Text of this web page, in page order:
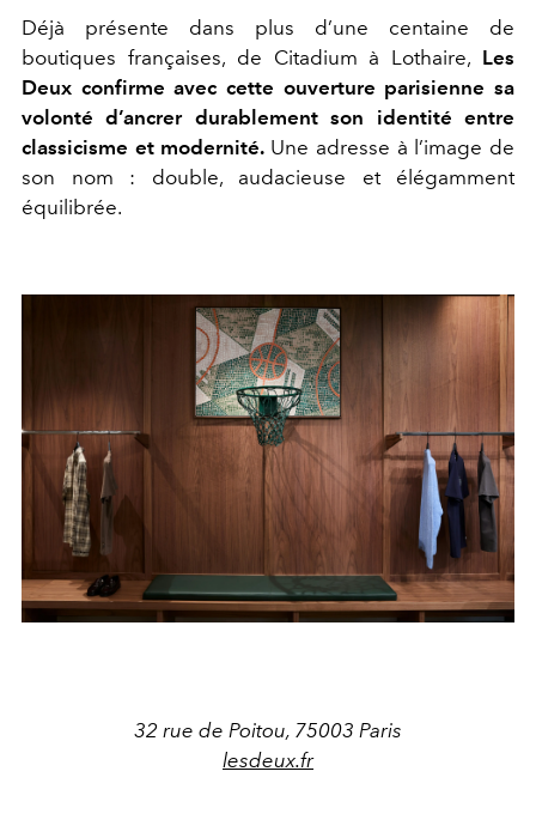
Déjà présente dans plus d’une centaine de
boutiques françaises, de Citadium à Lothaire, Les
Deux confirme avec cette ouverture parisienne sa
volonté d’ancrer durablement son identité entre
classicisme et modernité. Une adresse à l’image de
son nom : double, audacieuse et élégamment
équilibrée.
32 rue de Poitou, 75003 Paris
lesdeux.fr